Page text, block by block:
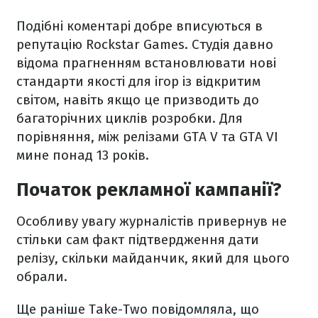
Подібні коментарі добре вписуються в
репутацію Rockstar Games. Студія давно
відома прагненням встановлювати нові
стандарти якості для ігор із відкритим
світом, навіть якщо це призводить до
багаторічних циклів розробки. Для
порівняння, між релізами GTA V та GTA VI
мине понад 13 років.
Початок рекламної кампанії?
Особливу увагу журналістів привернув не
стільки сам факт підтвердження дати
релізу, скільки майданчик, який для цього
обрали.
Ще раніше Take-Two повідомляла, що